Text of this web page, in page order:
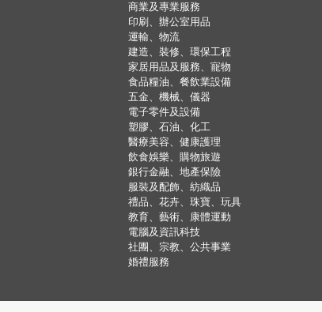
商業及專業服務
印刷、辦公室用品
運輸、物流
建造、裝修、環保工程
家居用品及服務、寵物
食品糧油、餐飲業設備
五金、機械、儀器
電子零件及設備
塑膠、石油、化工
醫療美容、健康護理
飲食娛樂、購物旅遊
銀行金融、地產保險
服裝及配飾、紡織品
禮品、花卉、珠寶、玩具
教育、藝術、康體運動
電腦及資訊科技
社團、宗教、公共事業
婚禮服務